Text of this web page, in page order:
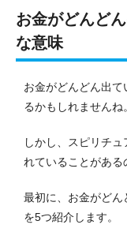
お金がどんど
な意味
お金がどんどん出て
るかもしれませんね。
しかし、スピリチ
れていることがある
最初に、お金がど
を5つ紹介します。